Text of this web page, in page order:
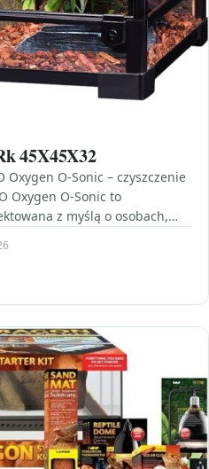
45X45X32
Oxygen O-Sonic – czyszczenie
Oxygen O-Sonic to
z myślą o osobach,